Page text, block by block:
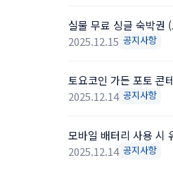
실물 무료 싱글 숙박권
2025.12.15 공지사항
토요코인 가든 포토 콘
2025.12.14 공지사항
모바일 배터리 사용 시
2025.12.14 공지사항